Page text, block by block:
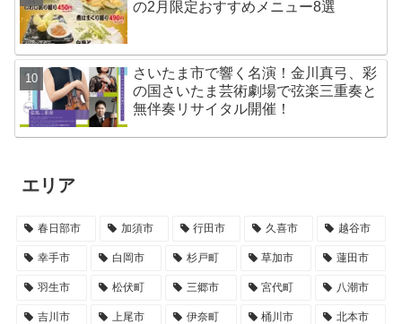
の2月限定おすすめメニュー8選
さいたま市で響く名演！金川真弓、彩
の国さいたま芸術劇場で弦楽三重奏と
無伴奏リサイタル開催！
エリア
春日部市 加須市 行田市 久喜市 越谷市
幸手市 白岡市 杉戸町 草加市 蓮田市
羽生市 松伏町 三郷市 宮代町 八潮市
吉川市 上尾市 伊奈町 桶川市 北本市